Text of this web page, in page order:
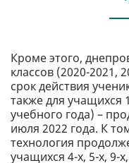
Кроме этого,
классов (2020-2021,
срок действия
также для учащихся
учебного года) –
июля 2022 года. К
технология
учащихся 4-х, 5-х, 9-